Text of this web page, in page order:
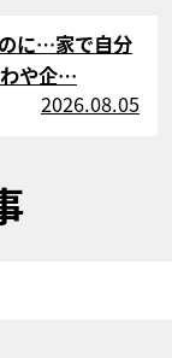
に…家で自分
や企…
2026.08.05